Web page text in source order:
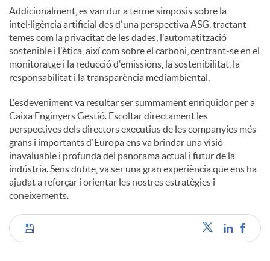
Addicionalment, es van dur a terme simposis sobre la
intel·ligència artificial des d'una perspectiva ASG, tractant
temes com la privacitat de les dades, l'automatització
sostenible i l'ètica, així com sobre el carboni, centrant-se en el
monitoratge i la reducció d'emissions, la sostenibilitat, la
responsabilitat i la transparència mediambiental.
L'esdeveniment va resultar ser summament enriquidor per a
Caixa Enginyers Gestió. Escoltar directament les
perspectives dels directors executius de les companyies més
grans i importants d'Europa ens va brindar una visió
inavaluable i profunda del panorama actual i futur de la
indústria. Sens dubte, va ser una gran experiència que ens ha
ajudat a reforçar i orientar les nostres estratègies i
coneixements.
C